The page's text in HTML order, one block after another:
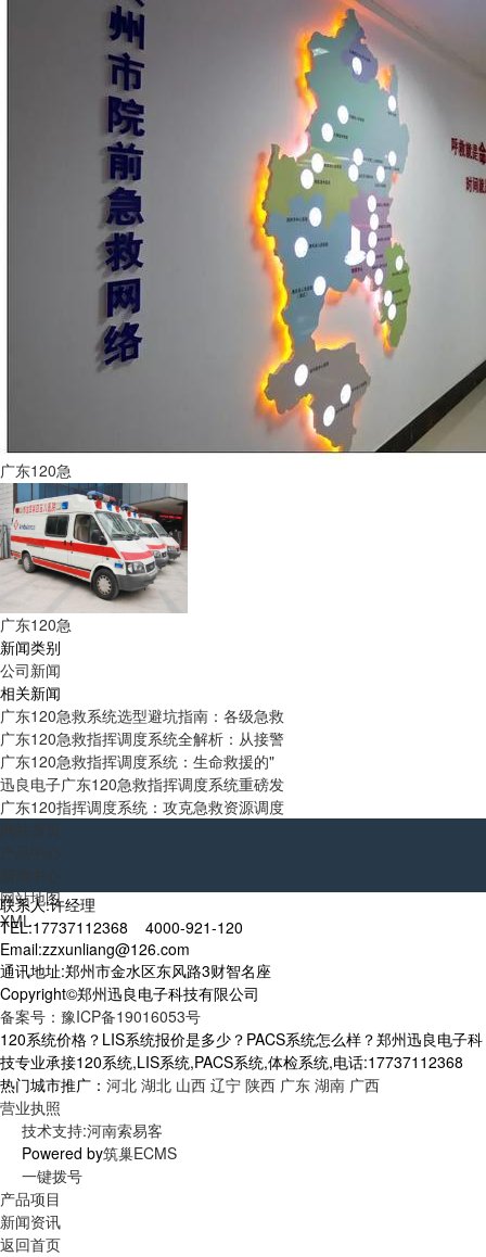
广东120急
广东120急
新闻类别
公司新闻
相关新闻
广东120急救系统选型避坑指南：各级急救
广东120急救指挥调度系统全解析：从接警
广东120急救指挥调度系统：生命救援的"
迅良电子广东120急救指挥调度系统重磅发
广东120指挥调度系统：攻克急救资源调度
网站地图
XML
联系人:许经理
TEL:17737112368 4000-921-120
Email:zzxunliang@126.com
通讯地址:郑州市金水区东风路3财智名座
Copyright©郑州迅良电子科技有限公司
备案号：豫ICP备19016053号
120系统价格？LIS系统报价是多少？PACS系统怎么样？郑州迅良电子科
技专业承接120系统,LIS系统,PACS系统,体检系统,电话:17737112368
热门城市推广： 河北 湖北 山西 辽宁 陕西 广东 湖南 广西
营业执照
技术支持:河南索易客
Powered by筑巢ECMS
一键拨号
产品项目
新闻资讯
返回首页